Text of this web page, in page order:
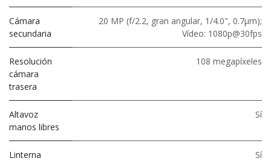
Cámara
secundaria
20 MP (f/2.2, gran angular, 1/4.0", 0.7μm);
Vídeo: 1080p@30fps
Resolución
cámara
trasera
108 megapíxeles
Altavoz
manos libres
Sí
Linterna Sí